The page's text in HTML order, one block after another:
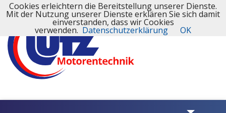
Cookies erleichtern die Bereitstellung unserer Dienste.
Mit der Nutzung unserer Dienste erklären Sie sich damit
einverstanden, dass wir Cookies
verwenden. Datenschutzerklärung OK